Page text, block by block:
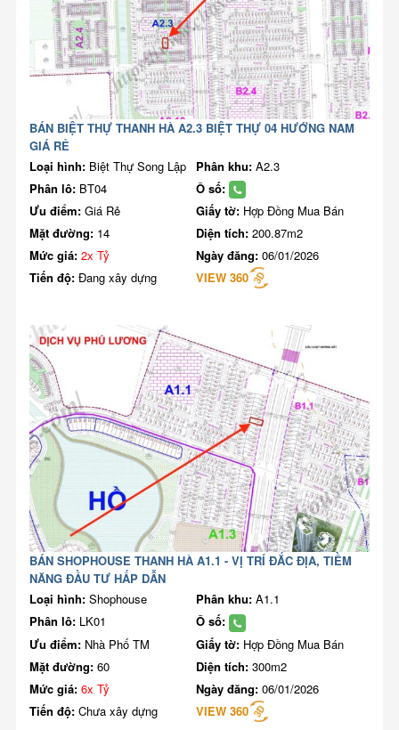
BÁN BIỆT THỰ THANH HÀ A2.3 BIỆT THỰ 04 HƯỚNG NAM
GIÁ RẺ
Loại hình: Biệt Thự Song Lập Phân khu: A2.3
Phân lô: BT04
Ô số:
Ưu điểm: Giá Rẻ Giấy tờ: Hợp Đồng Mua Bán
Mặt đường: 14 Diện tích: 200.87m2
Mức giá: 2x Tỷ Ngày đăng: 06/01/2026
Tiến độ: Đang xây dựng VIEW 360
BÁN SHOPHOUSE THANH HÀ A1.1 - VỊ TRÍ ĐẮC ĐỊA, TIỀM
NĂNG ĐẦU TƯ HẤP DẪN
Loại hình: Shophouse Phân khu: A1.1
Phân lô: LK01
Ô số:
Ưu điểm: Nhà Phố TM Giấy tờ: Hợp Đồng Mua Bán
Mặt đường: 60 Diện tích: 300m2
Mức giá: 6x Tỷ Ngày đăng: 06/01/2026
Tiến độ: Chưa xây dựng VIEW 360